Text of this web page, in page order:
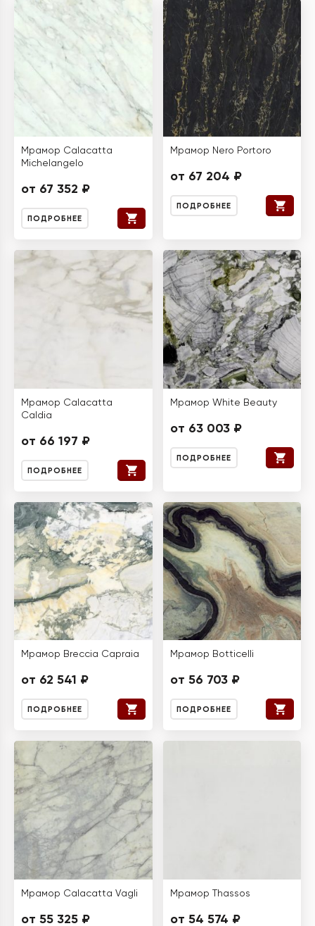
Мрамор Calacatta
Michelangelo
от 67 352 ₽
ПОДРОБНЕЕ
Мрамор Nero Portoro
от 67 204 ₽
ПОДРОБНЕЕ
Мрамор Calacatta
Caldia
от 66 197 ₽
ПОДРОБНЕЕ
Мрамор White Beauty
от 63 003 ₽
ПОДРОБНЕЕ
Мрамор Breccia Capraia
от 62 541 ₽
ПОДРОБНЕЕ
Мрамор Botticelli
от 56 703 ₽
ПОДРОБНЕЕ
Мрамор Calacatta Vagli
от 55 325 ₽
Мрамор Thassos
от 54 574 ₽